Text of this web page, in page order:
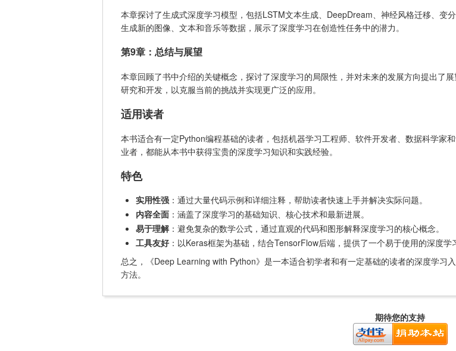
本章探讨了生成式深度学习模型，包括LSTM文本生成、DeepDream、神经风格迁移、变
生成新的图像、文本和音乐等数据，展示了深度学习在创造性任务中的潜力。
第9章：总结与展望
本章回顾了书中介绍的关键概念，探讨了深度学习的局限性，并对未来的发展方向提出了
研究和开发，以克服当前的挑战并实现更广泛的应用。
适用读者
本书适合有一定Python编程基础的读者，包括机器学习工程师、软件开发者、数据科学家
业者，都能从本书中获得宝贵的深度学习知识和实践经验。
特色
实用性强 ：通过大量代码示例和详细注释，帮助读者快速上手并解决实际问题。
内容全面 ：涵盖了深度学习的基础知识、核心技术和最新进展。
易于理解：避免复杂的数学公式，通过直观的代码和图形解释深度学习的核心概念。
工具友好 ：以Keras框架为基础，结合TensorFlow后端，提供了一个易于使用的深度学
总之，《Deep Learning with Python》是一本适合初学者和有一定基础的读者的深度学习
方法。
期待您的支持